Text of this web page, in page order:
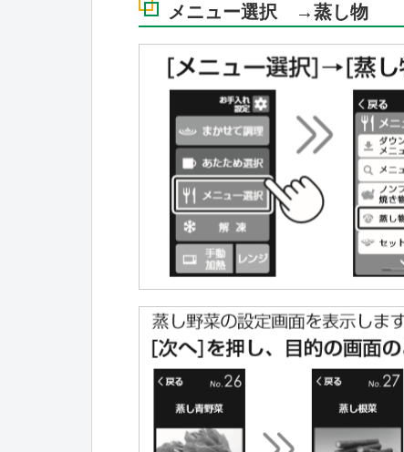
メニュー選択 →蒸し物